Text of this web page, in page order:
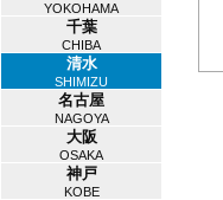
YOKOHAMA
千葉
CHIBA
清水
SHIMIZU
名古屋
NAGOYA
大阪
OSAKA
神戸
KOBE